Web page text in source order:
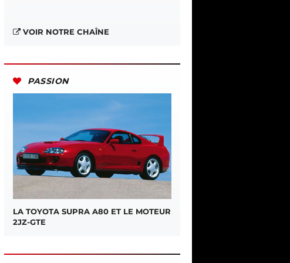
VOIR NOTRE CHAÎNE
PASSION
LA TOYOTA SUPRA A80 ET LE MOTEUR
2JZ-GTE